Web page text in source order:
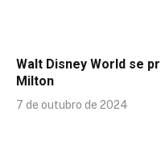
Walt Disney World se
Milton
7 de outubro de 2024